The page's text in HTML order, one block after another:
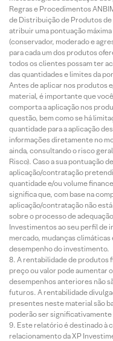
Regras e Procedimentos
de Distribuição de Produtos
atribuir uma pontuação
(conservador, moderado e
para cada um dos produtos
todos os clientes possam ter
das quantidades e limites da
Antes de aplicar nos produtos
material, é importante que
comporta a aplicação nos
questão, bem como se há
quantidade para a aplicação
informações diretamente no
ainda, consultando o risco
Risco). Caso a sua pontuação
aplicação/contratação
quantidade e/ou volume
significa que, com base na
aplicação/contratação não está
sobre o processo de
Investimentos ao seu perfil de
mercado, mudanças
desempenho do investimento.
A rentabilidade de produtos
preço ou valor pode aumentar
desempenhos anteriores não
futuros. A rentabilidade
presentes neste material são
poderão ser
Este relatório é destinado à
relacionamento da XP